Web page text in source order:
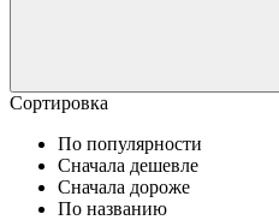
Сортировка
По популярности
Сначала дешевле
Сначала дороже
По названию